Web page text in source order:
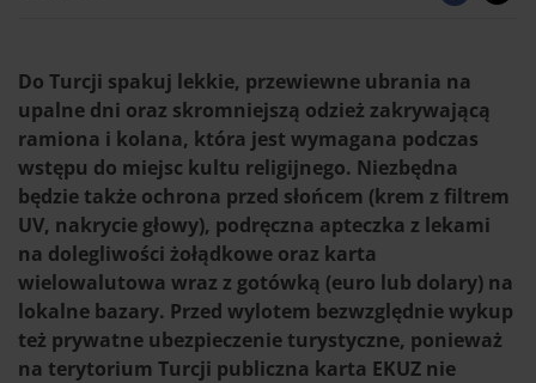
Do Turcji spakuj lekkie, przewiewne ubrania na
upalne dni oraz skromniejszą odzież zakrywającą
ramiona i kolana, która jest wymagana podczas
wstępu do miejsc kultu religijnego. Niezbędna
będzie także ochrona przed słońcem (krem z filtrem
UV, nakrycie głowy), podręczna apteczka z lekami
na dolegliwości żołądkowe oraz karta
wielowalutowa wraz z gotówką (euro lub dolary) na
lokalne bazary. Przed wylotem bezwzględnie wykup
też prywatne ubezpieczenie turystyczne, ponieważ
na terytorium Turcji publiczna karta EKUZ nie